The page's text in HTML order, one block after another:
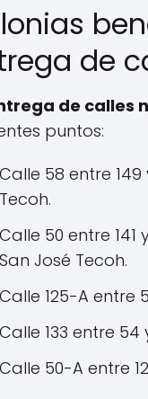
de
de calles
puntos:
Calle 58 entre 149
Tecoh.
Calle 50 entre 141
San José Tecoh.
Calle 125-A entre
Calle 133 entre
Calle 50-A entre